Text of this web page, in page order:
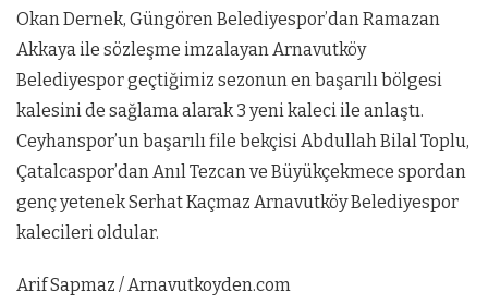
Okan Dernek, Güngören Belediyespor’dan Ramazan
Akkaya ile sözleşme imzalayan Arnavutköy
Belediyespor geçtiğimiz sezonun en başarılı bölgesi
kalesini de sağlama alarak 3 yeni kaleci ile anlaştı.
Ceyhanspor’un başarılı file bekçisi Abdullah Bilal Toplu,
Çatalcaspor’dan Anıl Tezcan ve Büyükçekmece spordan
genç yetenek Serhat Kaçmaz Arnavutköy Belediyespor
kalecileri oldular.
Arif Sapmaz / Arnavutkoyden.com